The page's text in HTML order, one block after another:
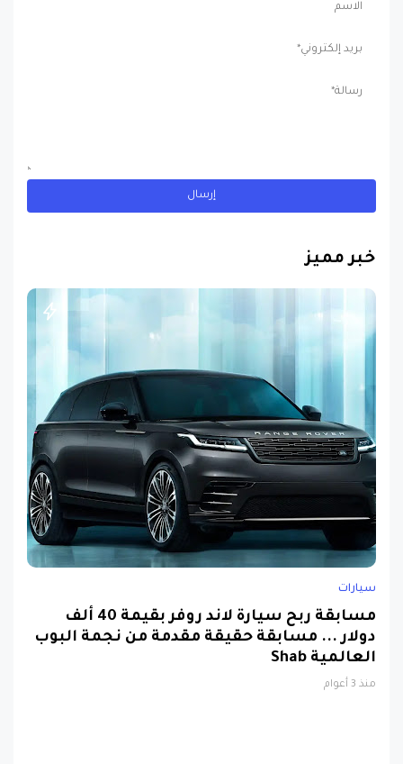
خبر مميز
سيارات
مسابقة ربح سيارة لاند روفر بقيمة 40 ألف
دولار ... مسابقة حقيقة مقدمة من نجمة البوب
العالمية Shab
منذ 3 أعوام